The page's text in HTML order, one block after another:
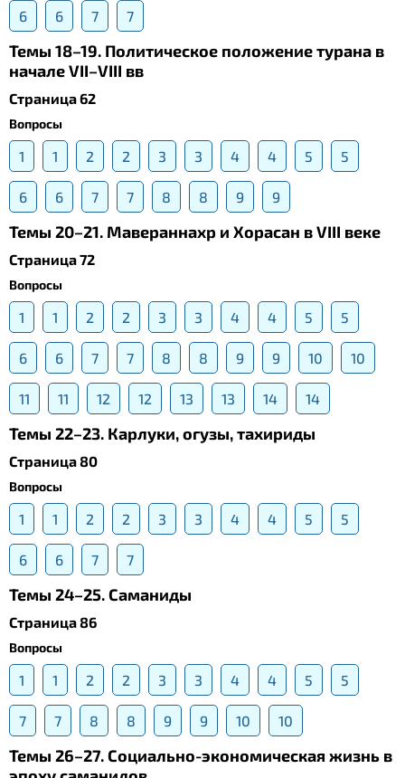
6 6 7 7
Темы 18–19. Политическое положение турана в
начале VII–VIII вв
Страница 62
Вопросы
1 1 2 2 3 3 4 4 5 5
6 6 7 7 8 8 9 9
Темы 20–21. Мавераннахр и Хорасан в VIII веке
Страница 72
Вопросы
1 1 2 2 3 3 4 4 5 5
6 6 7 7 8 8 9 9 10 10
11 11 12 12 13 13 14 14
Темы 22–23. Карлуки, огузы, тахириды
Страница 80
Вопросы
1 1 2 2 3 3 4 4 5 5
6 6 7 7
Темы 24–25. Саманиды
Страница 86
Вопросы
1 1 2 2 3 3 4 4 5 5
7 7 8 8 9 9 10 10
Темы 26–27. Социально-экономическая жизнь в